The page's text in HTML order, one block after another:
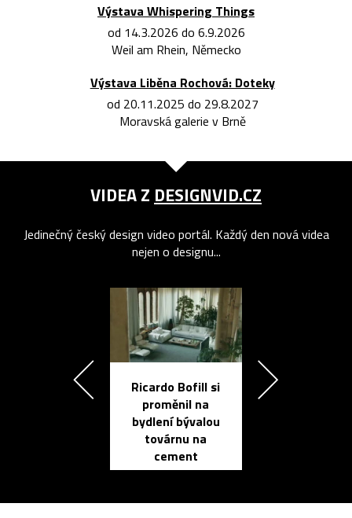
Výstava Whispering Things
od 14.3.2026 do 6.9.2026
Weil am Rhein, Německo
Výstava Liběna Rochová: Doteky
od 20.11.2025 do 29.8.2027
Moravská galerie v Brně
VIDEA Z DESIGNVID.CZ
Jedinečný český design video portál. Každý den nová videa
nejen o designu...
Ricardo Bofill si
proměnil na
bydlení bývalou
továrnu na
cement